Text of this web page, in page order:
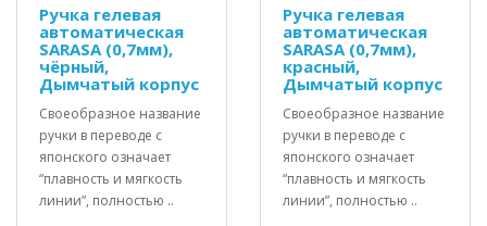
Ручка гелевая
автоматическая
SARASA (0,7мм),
чёрный,
Дымчатый корпус
Своеобразное название
ручки в переводе с
японского означает
“плавность и мягкость
линии”, полностью ..
Ручка гелевая
автоматическая
SARASA (0,7мм),
красный,
Дымчатый корпус
Своеобразное название
ручки в переводе с
японского означает
“плавность и мягкость
линии”, полностью ..